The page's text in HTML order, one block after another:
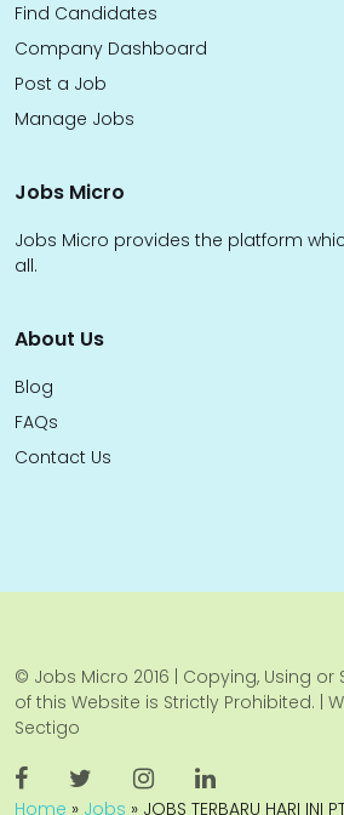
Find Candidates
Company Dashboard
Post a Job
Manage Jobs
Jobs Micro
Jobs Micro provides the platform
all.
About Us
Blog
FAQs
Contact Us
© Jobs Micro 2016 | Copying, Using
of this Website is Strictly Prohibited. |
Sectigo
Home » Jobs » JOBS TERBARU HARI